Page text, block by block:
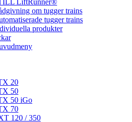
LiftRunner®
om tugger trains
tugger trains
produkter
20
50
50 iGo
70
120 / 350